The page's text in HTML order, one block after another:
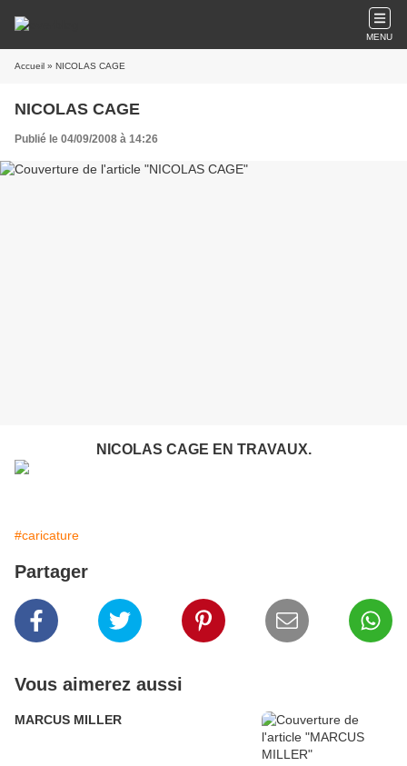
MENU
Accueil » NICOLAS CAGE
NICOLAS CAGE
Publié le 04/09/2008 à 14:26
NICOLAS CAGE EN TRAVAUX.
#caricature
Partager
Vous aimerez aussi
MARCUS MILLER